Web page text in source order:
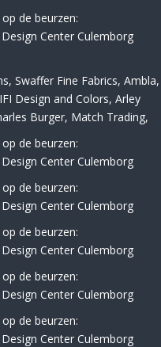
de beurzen:
Center Culemborg
Swaffer Fine Fabrics, Ambla,
Design and Colors, Arley
Burger, Match Trading,
de beurzen:
Center Culemborg
de beurzen:
Center Culemborg
de beurzen:
Center Culemborg
de beurzen:
Center Culemborg
de beurzen:
Center Culemborg